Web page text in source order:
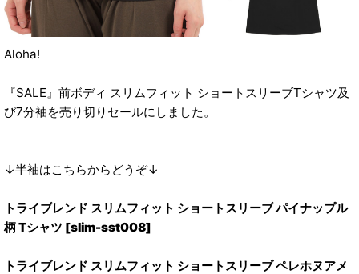
Aloha!
『SALE』前ボディ スリムフィット ショートスリーブTシャツ及
び7分袖を売り切りセールにしました。
↓半袖はこちらからどうぞ↓
トライブレンド スリムフィット ショートスリーブ パイナップル
柄 Tシャツ [slim-sst008]
トライブレンド スリムフィット ショートスリーブ ペレホヌアメ